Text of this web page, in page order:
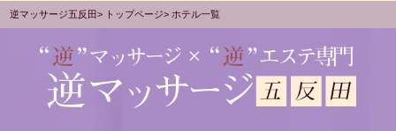
逆マッサージ五反田 トップページ ホテル一覧